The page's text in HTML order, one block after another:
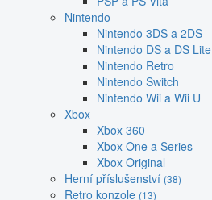
Nintendo
Nintendo 3DS a 2DS
Nintendo DS a DS Lite
Nintendo Retro
Nintendo Switch
Nintendo Wii a Wii U
Xbox
Xbox 360
Xbox One a Series
Xbox Original
Herní příslušenství (38)
Retro konzole (13)